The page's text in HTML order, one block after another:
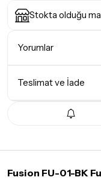
Stokta olduğu
Yorumlar
Teslimat ve İade
Teslimat Koşulları
tatil günlerinde
Fusion FU-01-BK